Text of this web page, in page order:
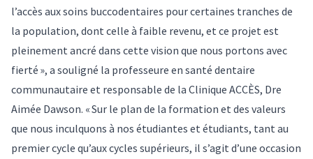
l’accès aux soins buccodentaires pour certaines tranches de
la population, dont celle à faible revenu, et ce projet est
pleinement ancré dans cette vision que nous portons avec
fierté », a souligné la professeure en santé dentaire
communautaire et responsable de la Clinique ACCÈS, Dre
Aimée Dawson. « Sur le plan de la formation et des valeurs
que nous inculquons à nos étudiantes et étudiants, tant au
premier cycle qu’aux cycles supérieurs, il s’agit d’une occasion